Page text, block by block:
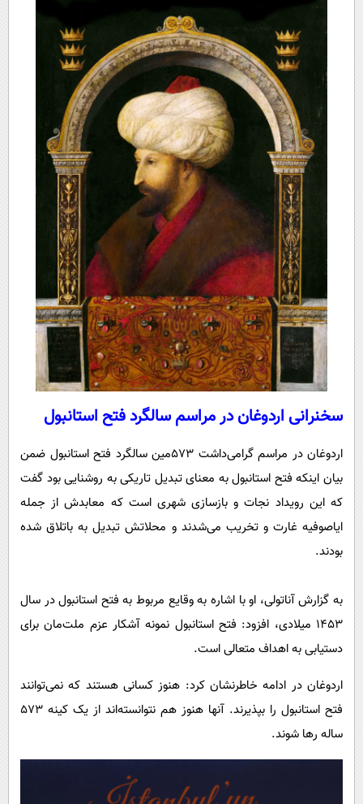
سخنرانی اردوغان در مراسم سالگرد فتح استانبول
اردوغان در مراسم گرامی‌داشت 573مین سالگرد فتح استانبول ضمن
بیان اینکه فتح استانبول به معنای تبدیل تاریکی به روشنایی بود گفت
که این رویداد نجات و بازسازی شهری است که معابدش از جمله
ایاصوفیه غارت و تخریب می‌شدند و محلاتش تبدیل به باتلاق شده
بودند.
به گزارش آناتولی، او با اشاره به وقایع مربوط به فتح استانبول در سال
1453 میلادی، افزود: فتح استانبول نمونه آشکار عزم ملت‌مان برای
دستیابی به اهداف متعالی است.
اردوغان در ادامه خاطرنشان کرد: هنوز کسانی هستند که نمی‌توانند
فتح استانبول را بپذیرند. آنها هنوز هم نتوانسته‌اند از یک کینه 573
ساله رها شوند.